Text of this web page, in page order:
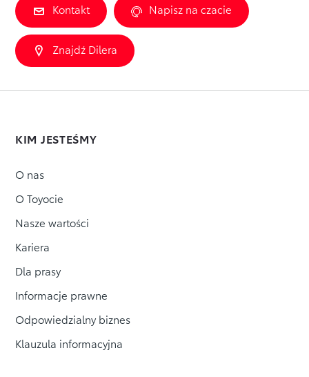
Kontakt Napisz na czacie
Znajdź Dilera
KIM JESTEŚMY
O nas
O Toyocie
Nasze wartości
Kariera
Dla prasy
Informacje prawne
Odpowiedzialny biznes
Klauzula informacyjna